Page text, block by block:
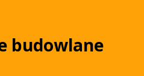
budowlane